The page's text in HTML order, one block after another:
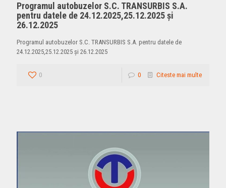
Programul autobuzelor S.C. TRANSURBIS S.A.
pentru datele de 24.12.2025,25.12.2025 și
26.12.2025
Programul autobuzelor S.C. TRANSURBIS S.A. pentru datele de
24.12.2025,25.12.2025 și 26.12.2025
0 0 Citeste mai multe